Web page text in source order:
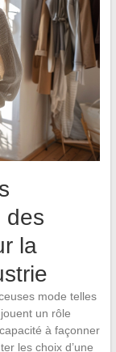
des
la
mode telles
jouent un rôle
à façonner
les choix d’une